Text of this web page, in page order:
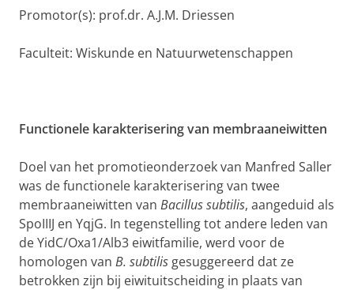
Promotor(s): prof.dr. A.J.M. Driessen
Faculteit: Wiskunde en Natuurwetenschappen
Functionele karakterisering van membraaneiwitten
Doel van het promotieonderzoek van Manfred Saller
was de functionele karakterisering van twee
membraaneiwitten van Bacillus subtilis, aangeduid als
SpoIIIJ en YqjG. In tegenstelling tot andere leden van
de YidC/Oxa1/Alb3 eiwitfamilie, werd voor de
homologen van B. subtilis gesuggereerd dat ze
betrokken zijn bij eiwituitscheiding in plaats van